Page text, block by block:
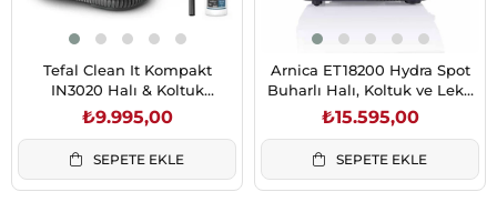
Tefal Clean It Kompakt
IN3020 Halı & Koltuk
Temizleme Makinesi 750
Watt 1.4 L Yeşil
₺9.995,00
SEPETE EKLE
Arnica ET18200 Hydra Spot
Buharlı Halı, Koltuk ve Leke
Temizleme Makinesi
₺15.595,00
SEPETE EKLE